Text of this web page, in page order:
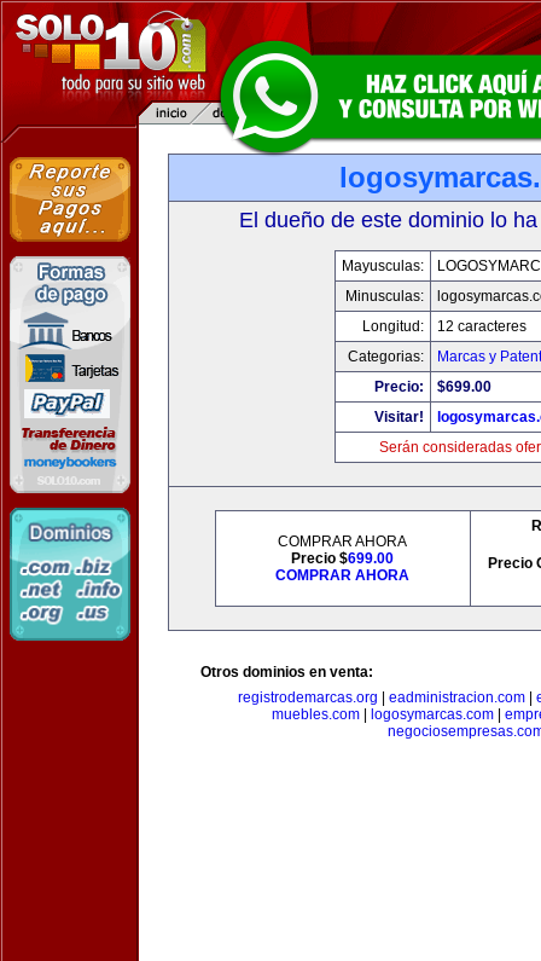
El dueño de este dominio lo
Mayusculas:
Minusculas:
Longitud:
12 caracteres
Categorias:
Marcas y
Precio:
$699.00
Visitar!
Serán consideradas
COMPRAR AHORA
Precio $699.00
COMPRAR AHORA
Precio
Otros dominios en venta:
registrodemarcas.org
eadministracion.com
muebles.com| logosymarcas.com|